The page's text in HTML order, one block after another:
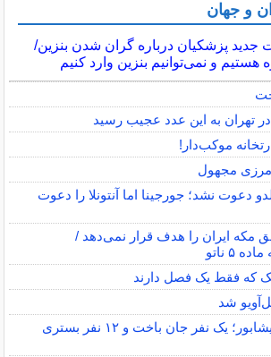
و جهان
جدید پزشکیان درباره گران شدن بنزین/
هستیم و نمی‌توانیم بنزین وارد کنیم
تهران به این عدد عجیب رسید
موکب‌دار!
مجهول
دعوت نشد؛ جورجینا اما آنتونلا را دعوت
مکه ایران را هدف قرار نمی‌دهد /
۵ ناتو
شد
مسمومیت الکلی در نیشابور؛ یک نفر جان باخت و ۱۲ نفر بستری